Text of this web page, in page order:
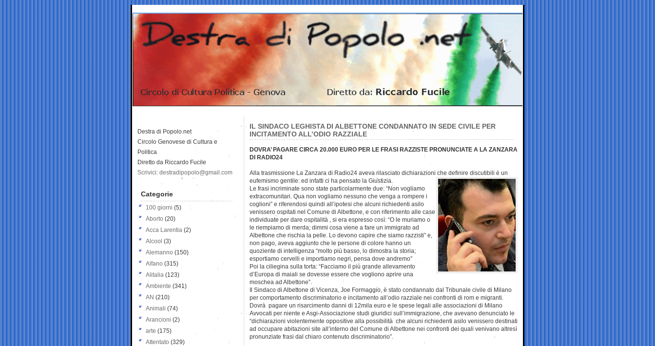
IL SINDACO LEGHISTA DI ALBETTONE CONDANNATO IN SEDE CIVILE PER
INCITAMENTO ALL’ODIO RAZZIALE
DOVRA’ PAGARE CIRCA 20.000 EURO PER LE FRASI RAZZISTE PRONUNCIATE A LA ZANZARA
DI RADIO24
Alla trasmissione La Zanzara di Radio24 aveva rilasciato dichiarazioni che definire discutibili è un
eufemismo gentile: ed infatti ci ha pensato la Giustizia.
Le frasi incriminate sono state particolarmente due: “Non vogliamo
extracomunitari. Qua non vogliamo nessuno che venga a rompere i
coglioni” e riferendosi quindi all’ipotesi che alcuni richiedenti asilo
venissero ospitati nel Comune di Albettone, e con riferimento alle case
individuate per dare ospitalità , si era espresso così: “O le muriamo o
le riempiamo di merda; dimmi cosa viene a fare un immigrato ad
Albettone che rischia la pelle. Lo devono capire che siamo razzisti” e,
non pago, aveva aggiunto che le persone di colore hanno un
quoziente di intelligenza “molto più basso, lo dimostra la storia;
esportiamo cervelli e importiamo negri, pensa dove andremo”
Poi la ciliegina sulla torta: “Facciamo il più grande allevamento
d’Europa di maiali se dovesse essere che vogliono aprire una
moschea ad Albettone”.
Il Sindaco di Albettone di Vicenza, Joe Formaggio, è stato condannato dal Tribunale civile di Milano
per comportamento discriminatorio e incitamento all’odio razziale nei confronti di rom e migranti.
Dovrà pagare un risarcimento danni di 12mila euro e le spese legali alle associazioni di Milano
Avvocati per niente e Asgi-Associazione studi giuridici sull’immigrazione, che avevano denunciato le
“dichiarazioni violentemente oppositive alla possibilità che alcuni richiedenti asilo venissero destinati
ad occupare abitazioni site all’interno del Comune di Albettone nei confronti dei quali venivano altresì
pronunziate frasi dal chiaro contenuto discriminatorio”.
Destra di Popolo.net
Circolo Genovese di Cultura e
Politica
Diretto da Riccardo Fucile
Scrivici: destradipopolo@gmail.com
Categorie
100 giorni (5)
Aborto (20)
Acca Larentia (2)
Alcool (3)
Alemanno (150)
Alfano (315)
Alitalia (123)
Ambiente (341)
AN (210)
Animali (74)
Arancioni (2)
arte (175)
Attentato (329)